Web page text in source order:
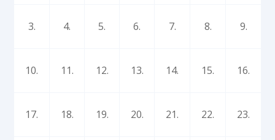
3. 4. 5. 6. 7. 8. 9.
10. 11. 12. 13. 14. 15. 16.
17. 18. 19. 20. 21. 22. 23.